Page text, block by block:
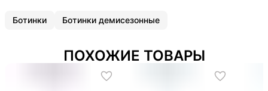
Ботинки Ботинки демисезонные
ПОХОЖИЕ ТОВАРЫ